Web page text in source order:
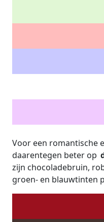
Voor een romantische
daarentegen beter op
zijn chocoladebruin,
groen- en blauwtinten